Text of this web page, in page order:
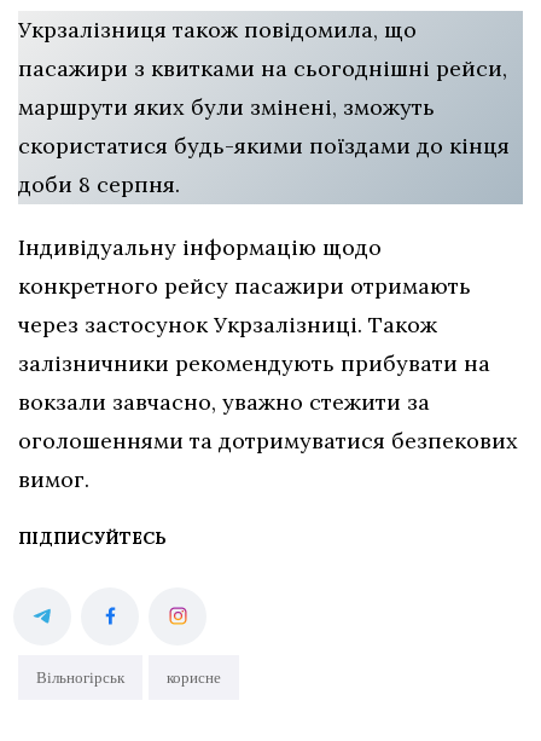
Укрзалізниця також повідомила, що
пасажири з квитками на сьогоднішні рейси,
маршрути яких були змінені, зможуть
скористатися будь-якими поїздами до кінця
доби 8 серпня.
Індивідуальну інформацію щодо
конкретного рейсу пасажири отримають
через застосунок Укрзалізниці. Також
залізничники рекомендують прибувати на
вокзали завчасно, уважно стежити за
оголошеннями та дотримуватися безпекових
вимог.
ПІДПИСУЙТЕСЬ
Вільногірськ корисне